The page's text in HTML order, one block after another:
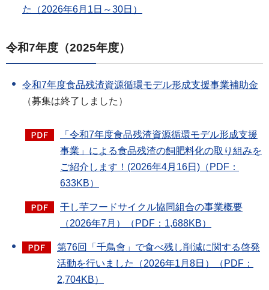
た（2026年6月1日～30日）
令和7年度（2025年度）
令和7年度食品残渣資源循環モデル形成支援事業補助金
（募集は終了しました）
「令和7年度食品残渣資源循環モデル形成支援
事業」による食品残渣の飼肥料化の取り組みを
ご紹介します！(2026年4月16日)（PDF：
633KB）
干し芋フードサイクル協同組合の事業概要
（2026年7月）（PDF：1,688KB）
第76回「千鳥會」で食べ残し削減に関する啓発
活動を行いました（2026年1月8日）（PDF：
2,704KB）